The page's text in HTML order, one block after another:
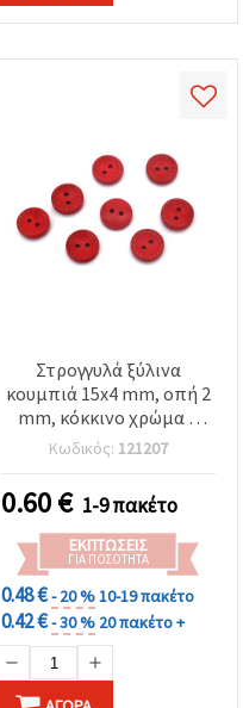
Στρογγυλά ξύλινα
κουμπιά 15x4 mm, οπή 2
mm, κόκκινο χρώμα –
συσκευασία 20 τεμ. για
χειροτεχνίες
Κωδικός: 121207
0.60€ 1-9 πακέτο
ΕΚΠΤΏΣΕΙΣ
ΓΙΑ ΠΟΣΌΤΗΤΑ
0.48 €- 20 %10-19 πακέτο
0.42 €- 30 % 20 πακέτο +